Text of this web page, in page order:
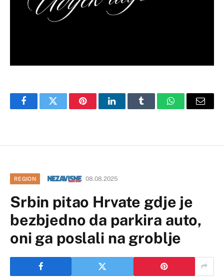
FacebookTwitter PinterestLinkedInTumblr WhatsAppEmail
REGION 08.08.2025
Srbin pitao Hrvate gdje je
bezbjedno da parkira auto,
oni ga poslali na groblje